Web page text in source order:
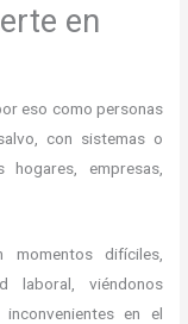
en
eso como personas
con sistemas o
empresas,
difíciles,
laboral, viéndonos
en el